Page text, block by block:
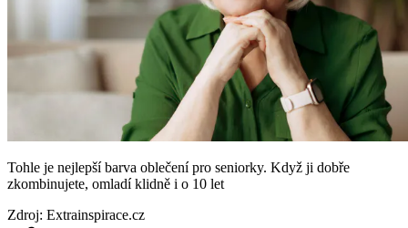
Tohle je nejlepší barva oblečení pro seniorky. Když ji dobře
zkombinujete, omladí klidně i o 10 let
Zdroj: Extrainspirace.cz